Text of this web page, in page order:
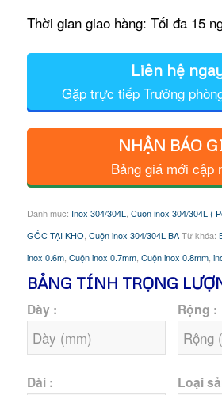
Thời gian giao hàng: Tối đa 15
Liên hệ
Gặp trực tiếp Trưởng
NHẬN BÁO
Bảng giá mới cập
Danh mục: Inox 304/304L
Cuộn inox 304/304L (
GỐC TẠI KHO Cuộn inox 304/304L BA Từ khóa:
inox 0.6m, Cuộn inox 0.7mm, Cuộn inox 0.8mm,
BẢNG TÍNH TRỌNG
Dày : Rộng :
Dài : Loại